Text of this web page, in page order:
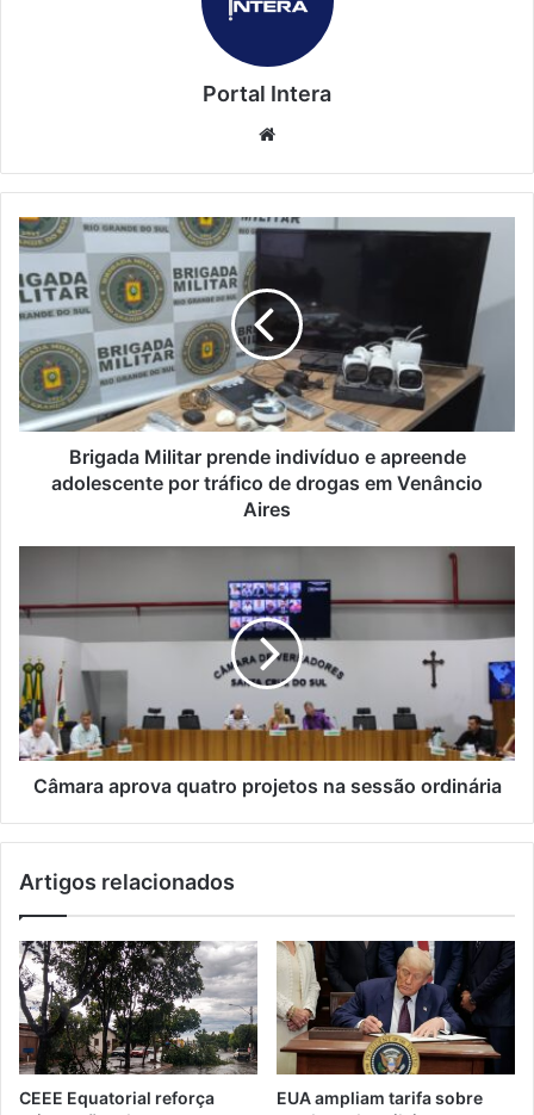
Portal Intera
Brigada Militar prende indivíduo e apreende
adolescente por tráfico de drogas em Venâncio
Aires
Câmara aprova quatro projetos na sessão ordinária
Artigos relacionados
CEEE Equatorial reforça
EUA ampliam tarifa sobre